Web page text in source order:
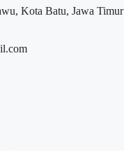
Kota Batu, Jawa Timur